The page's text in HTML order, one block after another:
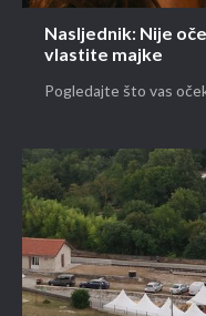
Nasljednik: Nije
vlastite majke
Pogledajte što vas